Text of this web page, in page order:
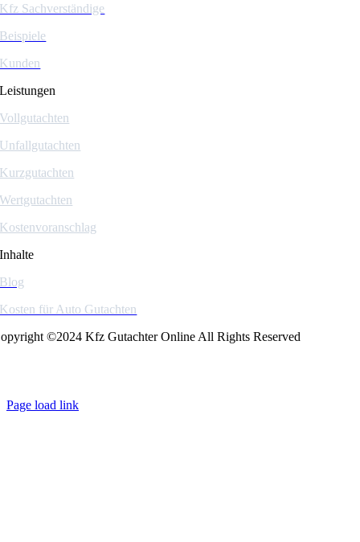
Kfz Sachverständige
Beispiele
Kunden
Leistungen
Vollgutachten
Unfallgutachten
Kurzgutachten
Wertgutachten
Kostenvoranschlag
Inhalte
Blog
Kosten für Auto Gutachten
©2024 Kfz Gutachter Online All Rights Reserved
Page load link